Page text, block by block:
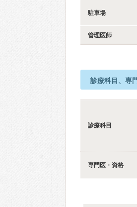
駐車場
管理医師
診療科目、専
診療科目
専門医・資格